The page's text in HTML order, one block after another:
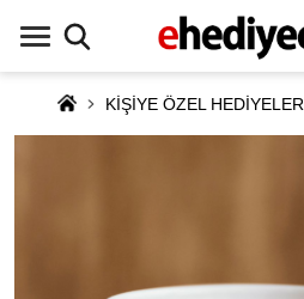
KİŞİYE ÖZEL HEDİYELER